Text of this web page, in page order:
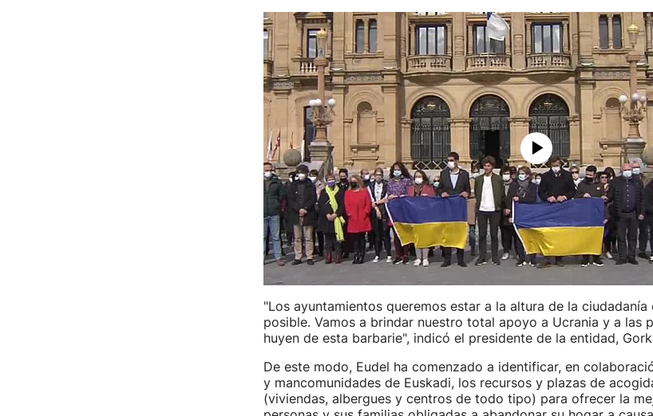
"Los ayuntamientos queremos estar a la altura de la ciudadanía
posible. Vamos a brindar nuestro total apoyo a Ucrania y a las
huyen de esta barbarie", indicó el presidente de la entidad,
De este modo, Eudel ha comenzado a identificar, en
y mancomunidades de Euskadi, los recursos y plazas de
(viviendas, albergues y centros de todo tipo) para ofrecer la